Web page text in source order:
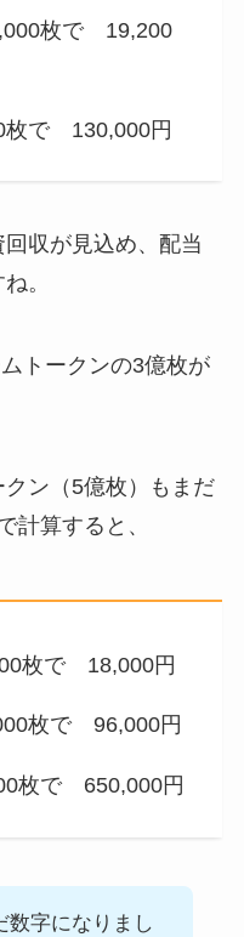
枚で 19,200
枚で 130,000円
収が見込め、配当
。
トークンの3億枚が
ン（5億枚）もまだ
計算すると、
枚で 18,000円
枚で 96,000円
枚で 650,000円
数字になりまし